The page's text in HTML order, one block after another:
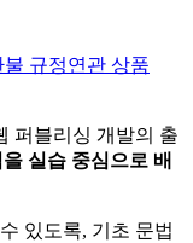
불 규정연관 상품
퍼블리싱 개발의 출
실습 중심으로 배
있도록, 기초 문법